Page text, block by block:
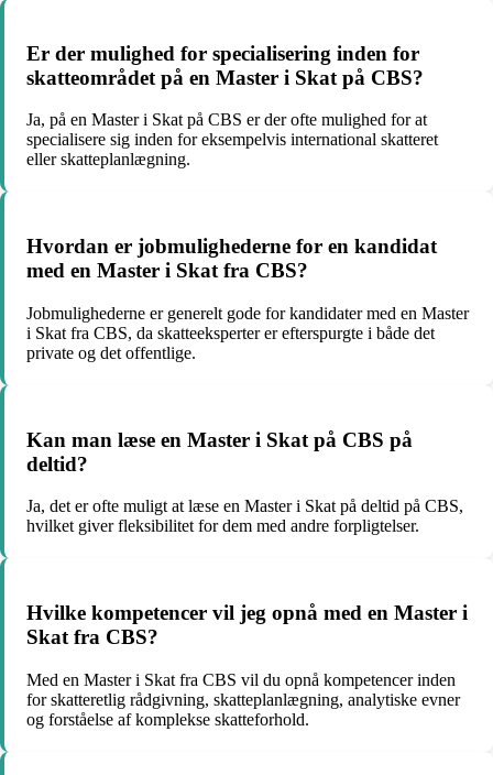
Er der mulighed for specialisering inden for
skatteområdet på en Master i Skat på CBS?
Ja, på en Master i Skat på CBS er der ofte mulighed for at
specialisere sig inden for eksempelvis international skatteret
eller skatteplanlægning.
Hvordan er jobmulighederne for en kandidat
med en Master i Skat fra CBS?
Jobmulighederne er generelt gode for kandidater med en Master
i Skat fra CBS, da skatteeksperter er efterspurgte i både det
private og det offentlige.
Kan man læse en Master i Skat på CBS på
deltid?
Ja, det er ofte muligt at læse en Master i Skat på deltid på CBS,
hvilket giver fleksibilitet for dem med andre forpligtelser.
Hvilke kompetencer vil jeg opnå med en Master i
Skat fra CBS?
Med en Master i Skat fra CBS vil du opnå kompetencer inden
for skatteretlig rådgivning, skatteplanlægning, analytiske evner
og forståelse af komplekse skatteforhold.